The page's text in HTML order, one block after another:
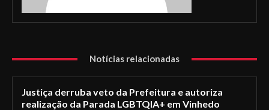
Notícias relacionadas
Justiça derruba veto da Prefeitura e autoriza
realização da Parada LGBTQIA+ em Vinhedo